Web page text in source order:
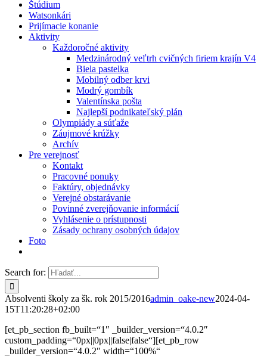
Štúdium
Watsonkári
Prijímacie konanie
Aktivity
Každoročné aktivity
Medzinárodný veľtrh cvičných firiem krajín V4
Biela pastelka
Mobilný odber krvi
Modrý gombík
Valentínska pošta
Najlepší podnikateľský plán
Olympiády a súťaže
Záujmové krúžky
Archív
Pre verejnosť
Kontakt
Pracovné ponuky
Faktúry, objednávky
Verejné obstarávanie
Povinné zverejňovanie informácií
Vyhlásenie o prístupnosti
Zásady ochrany osobných údajov
Foto
Search for:
Absolventi školy za šk. rok 2015/2016admin_oake-new2024-04-
15T11:20:28+02:00
[et_pb_section fb_built=“1″ _builder_version=“4.0.2″
custom_padding=“0px||0px||false|false“][et_pb_row
_builder_version=“4.0.2″ width=“100%“